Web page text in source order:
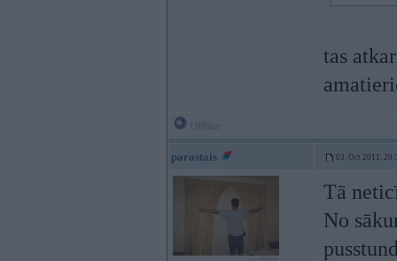
tas
parastais 03. Oct 2011,
Tā
No